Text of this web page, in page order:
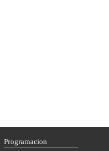
Programacion